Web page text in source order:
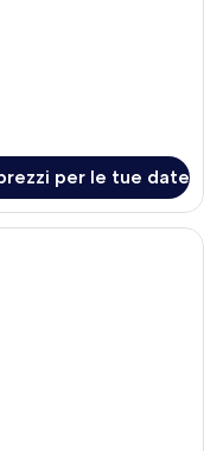
per le tue date
d'albergo con un letto